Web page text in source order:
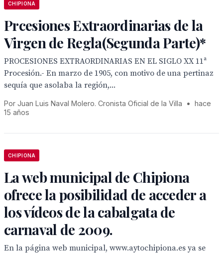
CHIPIONA
Prcesiones Extraordinarias de la
Virgen de Regla(Segunda Parte)*
PROCESIONES EXTRAORDINARIAS EN EL SIGLO XX 11ª
Procesión.- En marzo de 1905, con motivo de una pertinaz
sequía que asolaba la región,...
Por Juan Luis Naval Molero. Cronista Oficial de la Villa • hace
15 años
CHIPIONA
La web municipal de Chipiona
ofrece la posibilidad de acceder a
los vídeos de la cabalgata de
carnaval de 2009.
En la página web municipal, www.aytochipiona.es ya se